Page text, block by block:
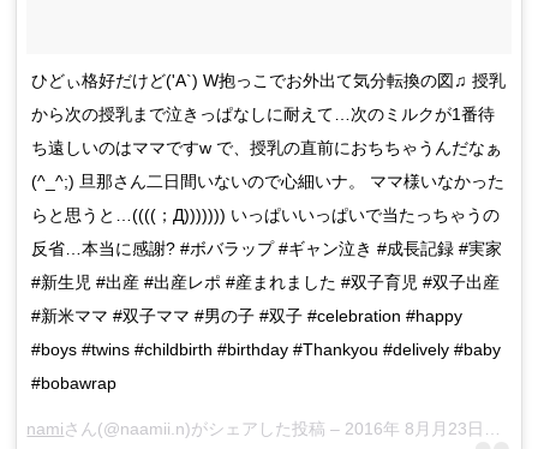
ひどぃ格好だけど('A`) W抱っこでお外出て気分転換の図♫ 授乳
から次の授乳まで泣きっぱなしに耐えて…次のミルクが1番待
ち遠しいのはママですw で、授乳の直前におちちゃうんだなぁ
(^_^;) 旦那さん二日間いないので心細いナ。 ママ様いなかった
らと思うと…((((；Д))))))) いっぱいいっぱいで当たっちゃうの
反省…本当に感謝? #ボバラップ #ギャン泣き #成長記録 #実家
#新生児 #出産 #出産レポ #産まれました #双子育児 #双子出産
#新米ママ #双子ママ #男の子 #双子 #celebration #happy
#boys #twins #childbirth #birthday #Thankyou #delively #baby
#bobawrap
namiさん(@naamii.n)がシェアした投稿 – 2016年 8月月23日午前6時01分PDT